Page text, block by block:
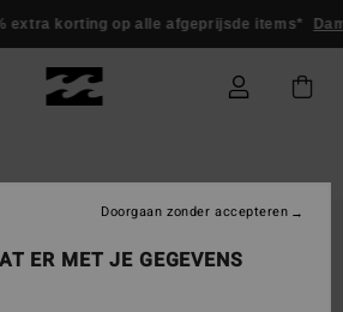
korting op alle afgeprijsde items*
ER MET JE GEGEVENS
Doorgaan zonder accepteren